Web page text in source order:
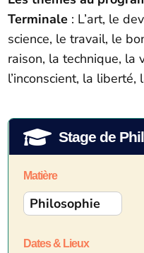
Terminale : L’art, le
science, le travail, le
raison, la technique, la
l’inconscient, la
 Stage de
Matière
Philosophie
Dates & Lieux